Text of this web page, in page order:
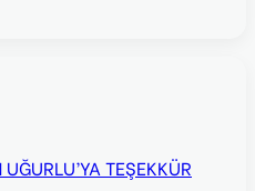
TEŞEKKÜR